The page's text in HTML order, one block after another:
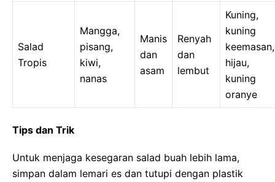
Salad
Tropis
Mangga,
pisang,
kiwi,
nanas
Manis
dan
asam
Renyah
dan
lembut
Kuning,
kuning
keemasan,
hijau,
kuning
oranye
Tips dan Trik
Untuk menjaga kesegaran salad buah lebih lama,
simpan dalam lemari es dan tutupi dengan plastik